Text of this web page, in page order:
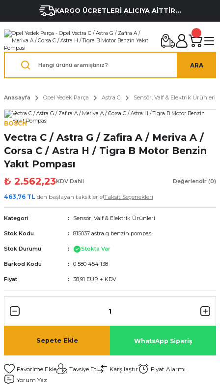
KARGO ÜCRETLERİ ALICIYA AİTTİR...
ARA
Anasayfa Opel Yedek Parça Astra G Sensör, Valf & Elektrik Ürünleri
BOSCH
Vectra C / Astra G / Zafira A / Meriva A /
Corsa C / Astra H / Tigra B Motor Benzin
Yakıt Pompası
₺ 2.562,23KDV Dahil Değerlendir (0)
463,76 TL'den başlayan taksitlerle!Taksit Seçenekleri
Kategori Sensör, Valf & Elektrik Ürünleri
Stok Kodu 815037 astra g benzin pompası
Stok Durumu Stokta Var
Barkod Kodu 0 580 454 138
Fiyat 38,91 EUR + KDV
Sepete Ekle WhatsApp Sipariş
Tavsiye Et Karşılaştır
Fiyat Alarmı
Yorum Yaz